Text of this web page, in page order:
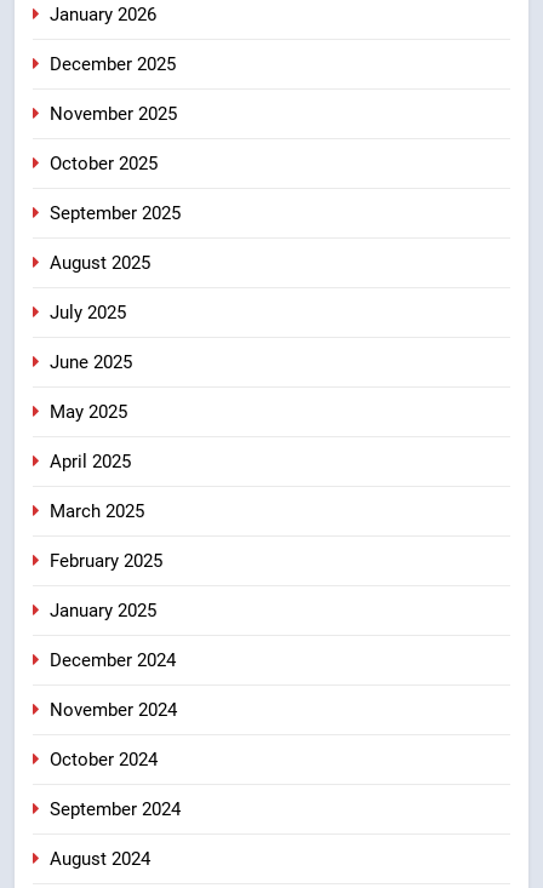
January 2026
December 2025
November 2025
October 2025
September 2025
August 2025
July 2025
June 2025
May 2025
April 2025
March 2025
February 2025
January 2025
December 2024
November 2024
October 2024
September 2024
August 2024